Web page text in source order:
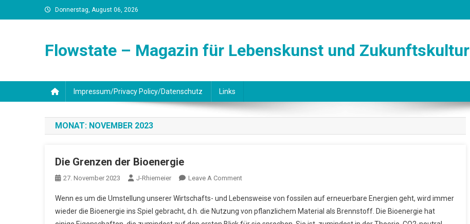
to
Donnerstag, August 06, 2026
Flowstate – Magazin für Lebenskunst und Zukunftskultur
Impressum/Privacy Policy/Datenschutz Links
MONAT: NOVEMBER 2023
Die Grenzen der Bioenergie
27. November 2023 J-Rhiemeier Leave A CommentOn
Grenzen
Der
Wenn es um die Umstellung unserer Wirtschafts- und Lebensweise von fossilen auf erneuerbare Energien geht, wird immer
wieder die Bioenergie ins Spiel gebracht, d.h. die Nutzung von pflanzlichem Material als Brennstoff. Die Bioenergie hat